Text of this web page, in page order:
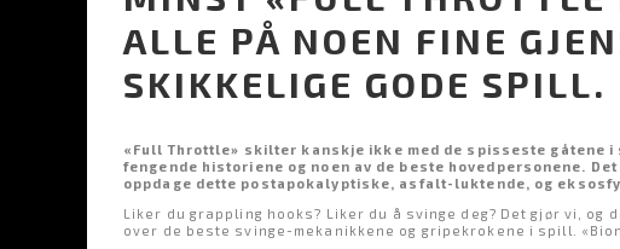
ALLE PÅ NOEN FINE
SKIKKELIGE GODE SPILL.
«Full Throttle» skilter kanskje ikke med de spisseste gåtene i
fengende historiene og noen av de beste hovedpersonene.
oppdage dette postapokalyptiske, asfalt-luktende, og
Liker du grappling hooks? Liker du å svinge deg? Det gjør vi,
over de beste svinge-mekanikkene og gripekrokene i spill.